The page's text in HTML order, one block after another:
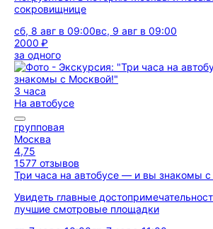
сокровищнице
сб, 8 авг в 09:00вс, 9 авг в 09:00
2000 ₽
за одного
3 часа
На автобусе
групповая
Москва
4,75
1577 отзывов
Три часа на автобусе — и вы знакомы
Увидеть главные
лучшие смотровые площадки